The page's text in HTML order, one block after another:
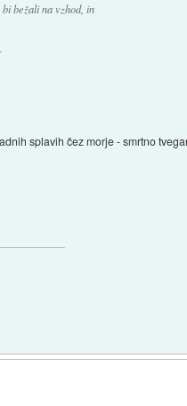
bežali na vzhod, in
splavih čez morje - smrtno